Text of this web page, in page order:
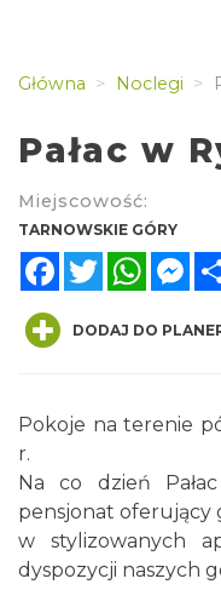
Główna Noclegi
Pałac w
Miejscowość:
TARNOWSKIE GÓRY
FacebookTwitter
DODAJ DO
Pokoje na terenie
r.
Na co dzień
pensjonat oferujący
w stylizowanych
dyspozycji naszych